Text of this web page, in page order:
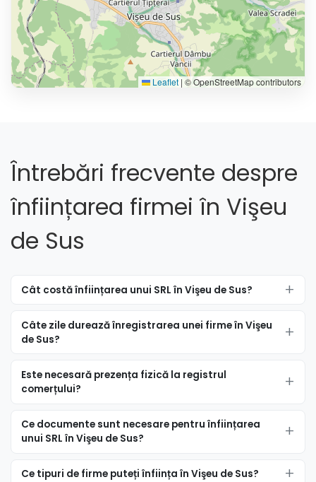
Leaflet | © OpenStreetMap contributors
Întrebări frecvente despre
înființarea firmei în Vişeu
de Sus
Cât costă înființarea unui SRL în Vişeu de Sus?
Câte zile durează înregistrarea unei firme în Vişeu
de Sus?
Este necesară prezența fizică la registrul
comerțului?
Ce documente sunt necesare pentru înființarea
unui SRL în Vişeu de Sus?
Ce tipuri de firme puteți înființa în Vişeu de Sus?